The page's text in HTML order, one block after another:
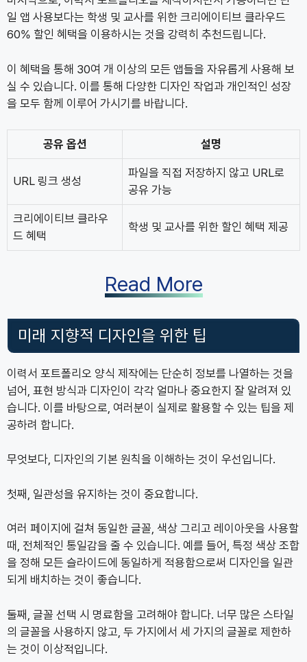
일 앱 사용보다는 학생 및 교사를 위한 크리에이티브 클라우드
60% 할인 혜택을 이용하시는 것을 강력히 추천드립니다.
이 혜택을 통해 30여 개 이상의 모든 앱들을 자유롭게 사용해 보
실 수 있습니다. 이를 통해 다양한 디자인 작업과 개인적인 성장
을 모두 함께 이루어 가시기를 바랍니다.
공유 옵션 설명
URL 링크 생성
파일을 직접 저장하지 않고 URL로
공유 가능
크리에이티브 클라우
드 혜택
학생 및 교사를 위한 할인 혜택 제공
Read More
미래 지향적 디자인을 위한 팁
이력서 포트폴리오 양식 제작에는 단순히 정보를 나열하는 것을
넘어, 표현 방식과 디자인이 각각 얼마나 중요한지 잘 알려져 있
습니다. 이를 바탕으로, 여러분이 실제로 활용할 수 있는 팁을 제
공하려 합니다.
무엇보다, 디자인의 기본 원칙을 이해하는 것이 우선입니다.
첫째, 일관성을 유지하는 것이 중요합니다.
여러 페이지에 걸쳐 동일한 글꼴, 색상 그리고 레이아웃을 사용할
때, 전체적인 통일감을 줄 수 있습니다. 예를 들어, 특정 색상 조합
을 정해 모든 슬라이드에 동일하게 적용함으로써 디자인을 일관
되게 배치하는 것이 좋습니다.
둘째, 글꼴 선택 시 명료함을 고려해야 합니다. 너무 많은 스타일
의 글꼴을 사용하지 않고, 두 가지에서 세 가지의 글꼴로 제한하
는 것이 이상적입니다.